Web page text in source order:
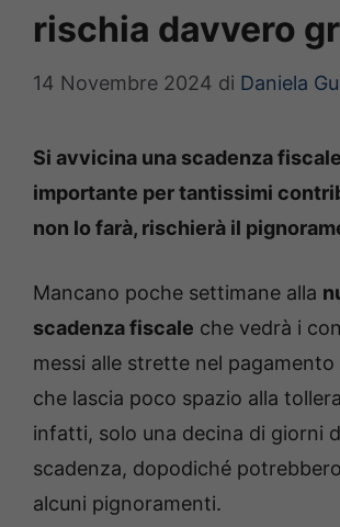
rischia davvero
14 Novembre 2024 di Daniela
Si avvicina una scadenza
importante per tantissimi
non lo farà, rischierà il
Mancano poche settimane alla
scadenza fiscale che vedrà i
messi alle strette nel pagamento
che lascia poco spazio alla
infatti, solo una decina di giorni
scadenza, dopodiché
alcuni pignoramenti.